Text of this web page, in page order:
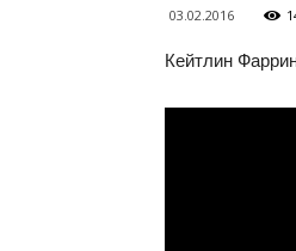
03.02.2016
Кейтлин